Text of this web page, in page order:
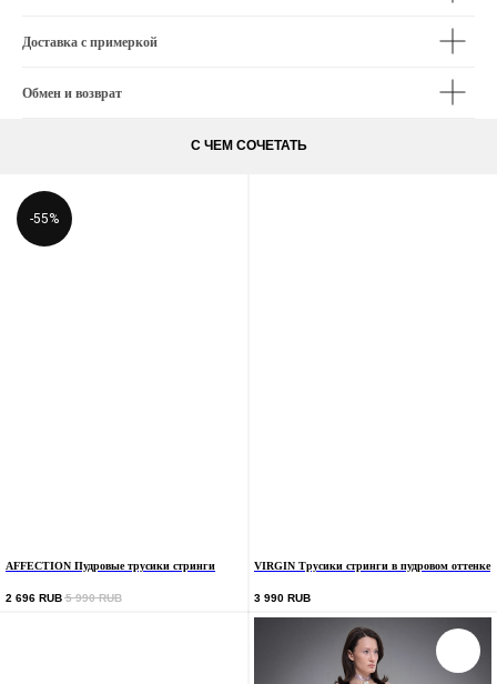
Доставка с примеркой
Обмен и возврат
С ЧЕМ СОЧЕТАТЬ
-55%
AFFECTION Пудровые трусики стринги
2 696 RUB 5 990 RUB
VIRGIN Трусики стринги в пудровом оттенке
3 990 RUB